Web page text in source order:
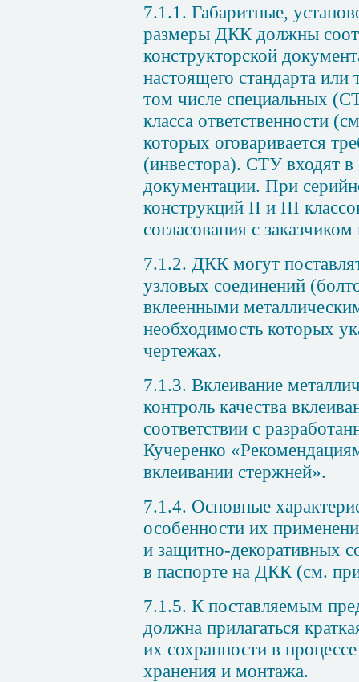
7.1.1. Габаритные,
размеры ДКК должны
конструкторской
настоящего стандарта
том числе специальных
класса ответственности
которых оговаривается
(инвестора). СТУ входят в
документации. При
конструкций II и III
согласования с заказчиком
7.1.2. ДКК могут
узловых соединений
вклеенными
необходимость которых
чертежах.
7.1.3. Вклеивание
контроль качества
соответствии с
Кучеренко
вклеивании стержней».
7.1.4. Основные
особенности их
и защитно-декоративных
в паспорте на ДКК (см.
7.1.5. К поставляемым
должна прилагаться
их сохранности в
хранения и монтажа.